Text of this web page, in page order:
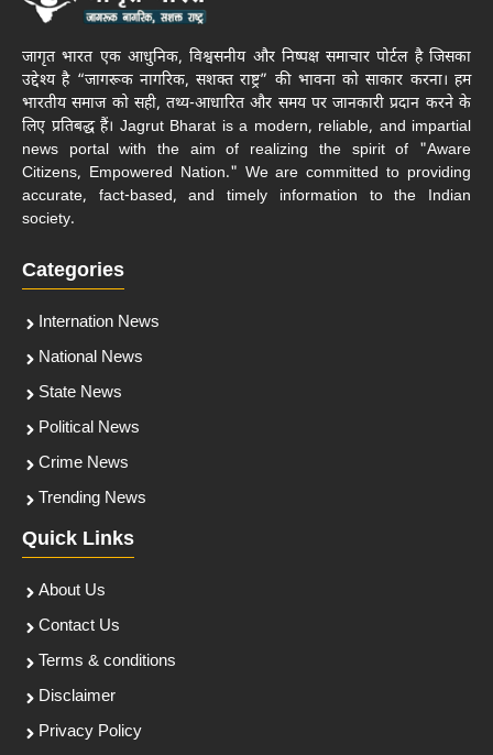
जागृत भारत एक आधुनिक, विश्वसनीय और निष्पक्ष समाचार पोर्टल है जिसका
उद्देश्य है “जागरूक नागरिक, सशक्त राष्ट्र” की भावना को साकार करना। हम
भारतीय समाज को सही, तथ्य-आधारित और समय पर जानकारी प्रदान करने के
लिए प्रतिबद्ध हैं। Jagrut Bharat is a modern, reliable, and impartial
news portal with the aim of realizing the spirit of "Aware
Citizens, Empowered Nation." We are committed to providing
accurate, fact-based, and timely information to the Indian
society.
Categories
Internation News
National News
State News
Political News
Crime News
Trending News
Quick Links
About Us
Contact Us
Terms & conditions
Disclaimer
Privacy Policy